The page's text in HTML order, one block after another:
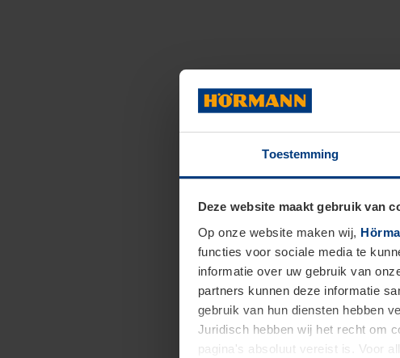
Toestemming
Deze website maakt gebruik van
Op onze website maken wij,
functies voor sociale media te
informatie over uw gebruik van
partners kunnen deze informatie
gebruik van hun diensten hebben
Juridisch hebben wij het recht om
pagina's absoluut vereist is. Voor